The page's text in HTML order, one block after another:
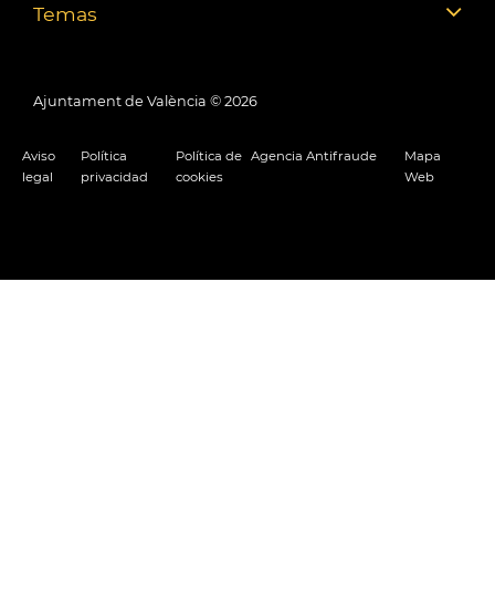
Temas
Ajuntament de València © 2026
Aviso
legal
Política
privacidad
Política de
cookies
Agencia Antifraude
Mapa
Web